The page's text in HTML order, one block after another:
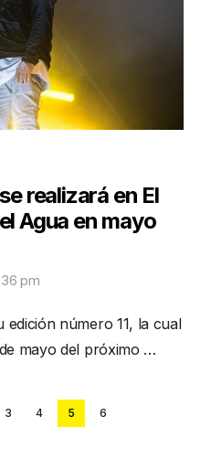
realizará en El
Agua en mayo
pm
edición número 11, la cual
mayo del próximo …
3 4 5 6